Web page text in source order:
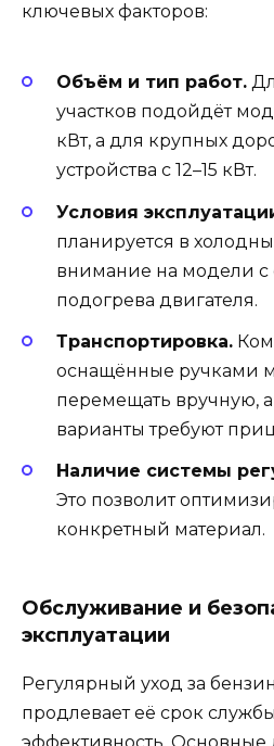
ключевых факторов:
Объём и тип работ.
участков подойдёт
кВт, а для крупных
устройства с 12–15 кВт.
Условия
планируется в
внимание на модели с
подогрева двигателя.
Транспортировка.
оснащённые ручками
перемещать вручную,
варианты требуют
Наличие системы
Это позволит
конкретный материал.
Обслуживание и
эксплуатации
Регулярный уход за
продлевает её срок